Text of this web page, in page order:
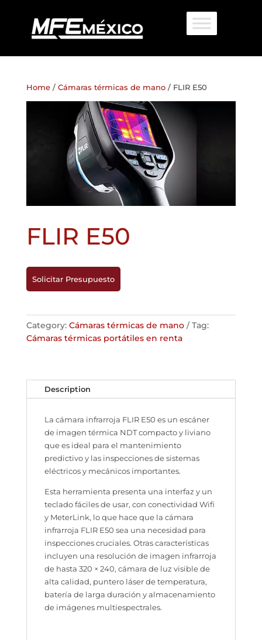
Home/ Cámaras térmicas de mano/ FLIR E50
FLIR E50
Solicitar Presupuesto
Category: Cámaras térmicas de mano
Tag:
Cámaras térmicas portátiles en renta
Description
La cámara infrarroja FLIR E50 es un escáner
de imagen térmica NDT compacto y liviano
que es ideal para el mantenimiento
predictivo y las inspecciones de sistemas
eléctricos y mecánicos importantes.
Esta herramienta presenta una interfaz y un
teclado fáciles de usar, con conectividad Wifi
y MeterLink, lo que hace que la cámara
infrarroja FLIR E50 sea una necesidad para
inspecciones cruciales. Otras características
incluyen una resolución de imagen infrarroja
de hasta 320 × 240, cámara de luz visible de
alta calidad, puntero láser de temperatura,
batería de larga duración y almacenamiento
de imágenes multiespectrales.